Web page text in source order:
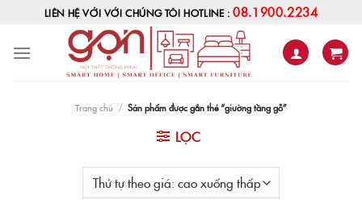
content
LIÊN HỆ VỚI VỚI CHÚNG TÔI HOTLINE :08.1900.2234
Trang chủ / Sản phẩm được gắn thẻ “giường tầng gỗ”
LỌC